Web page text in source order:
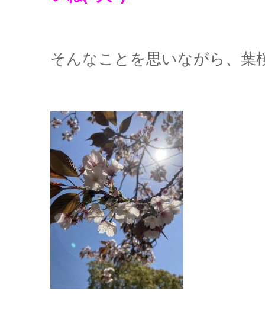
そんなことを思いながら、葉